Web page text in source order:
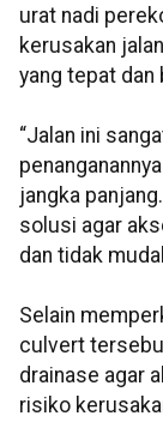
urat nadi
kerusakan
yang tepat dan
“Jalan ini
jangka
solusi agar
dan tidak
Selain
culvert
drainase agar
risiko